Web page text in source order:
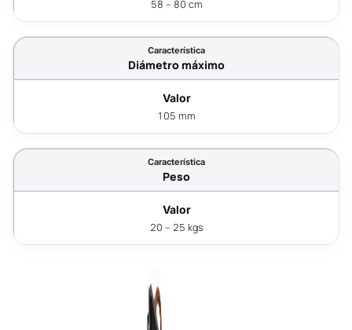
58 – 80 cm
Diámetro máximo
105 mm
Peso
20 – 25 kgs